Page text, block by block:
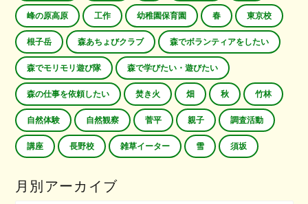
峰の原高原 工作 幼稚園保育園 春 東京校
根子岳 森あちょびクラブ 森でボランティアをしたい
森でモリモリ遊び隊 森で学びたい・遊びたい
森の仕事を依頼したい 焚き火 畑 秋 竹林
自然体験 自然観察 菅平 親子 調査活動
講座 長野校 雑草イーター 雪 須坂
月別アーカイブ